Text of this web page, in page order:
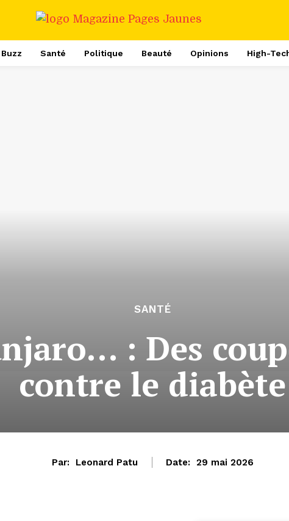
Buzz Santé Politique Beauté Opinions High-
SANTÉ
: Des
contre le diabète
Par: Leonard Patu Date: 29 mai 2026